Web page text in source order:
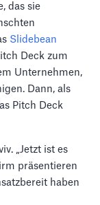
das sie
Slidebean
Deck zum
Unternehmen,
Dann, als
Pitch Deck
„Jetzt ist es
präsentieren
haben